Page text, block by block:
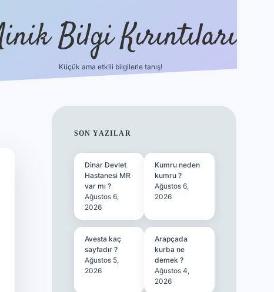
Bilgi Kırıntıları
Küçük ama etkili bilgilerle tanış!
SIDEBAR
SON YAZILAR
Dinar Devlet
Hastanesi MR
var mı ?
Ağustos 6,
2026
Kumru neden
kumru ?
Ağustos 6,
2026
Avesta kaç
sayfadır ?
Ağustos 5,
2026
Arapçada
kurba ne
demek ?
Ağustos 4,
2026
ilbet